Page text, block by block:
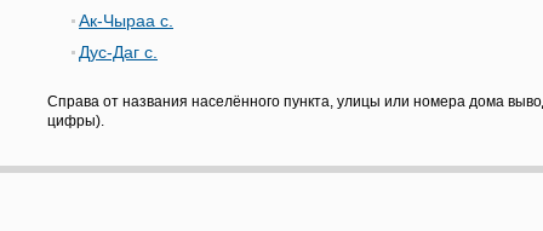
Ак-Чыраа с.
Дус-Даг с.
Справа от названия населённого пункта, улицы или номера дома
цифры).